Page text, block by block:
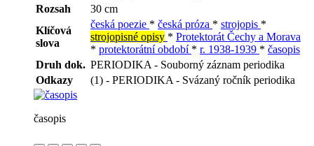
Rozsah
30 cm
Klíčová
slova
česká poezie * česká próza * strojopis *
strojopisné opisy * Protektorát Čechy a Morava
* protektorátní období * r. 1938-1939 * časopis
Druh dok. PERIODIKA - Souborný záznam periodika
Odkazy
(1) - PERIODIKA - Svázaný ročník periodika
časopis